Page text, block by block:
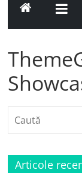
Articole